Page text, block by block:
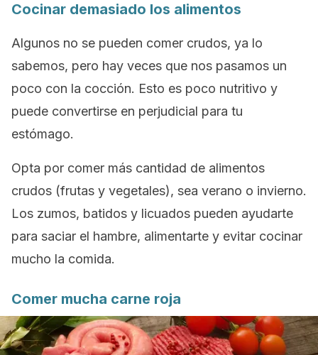
Cocinar demasiado los alimentos
Algunos no se pueden comer crudos, ya lo
sabemos, pero hay veces que nos pasamos un
poco con la cocción. Esto es poco nutritivo y
puede convertirse en perjudicial para tu
estómago.
Opta por comer más cantidad de alimentos
crudos (frutas y vegetales), sea verano o invierno.
Los zumos, batidos y licuados pueden ayudarte
para saciar el hambre, alimentarte y evitar cocinar
mucho la comida.
Comer mucha carne roja